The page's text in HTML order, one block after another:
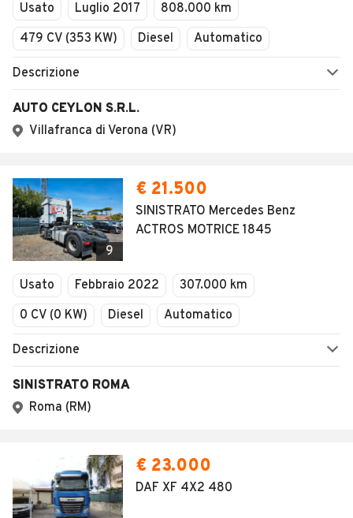
Usato Luglio 2017
808.000 km
479 CV (353 KW)
Diesel Automatico
Descrizione
AUTO CEYLON S.R.L.
Villafranca di Verona (VR)
9
€ 21.500
SINISTRATO Mercedes Benz
ACTROS MOTRICE 1845
Usato Febbraio 2022
307.000 km
0 CV (0 KW)
Diesel Automatico
Descrizione
SINISTRATO ROMA
Roma (RM)
€ 23.000
DAF XF 4X2 480